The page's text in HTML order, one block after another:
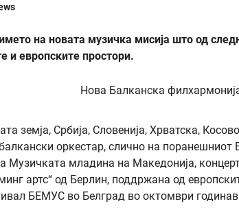
на новата музичка мисија што од
и европските простори.
земја, Србија, Словенија, Хрватска,
оркестар, слично на поранешниот
Музичката младина на Македонија,
артс“ од Берлин, поддржана од
БЕМУС во Белград во октомври